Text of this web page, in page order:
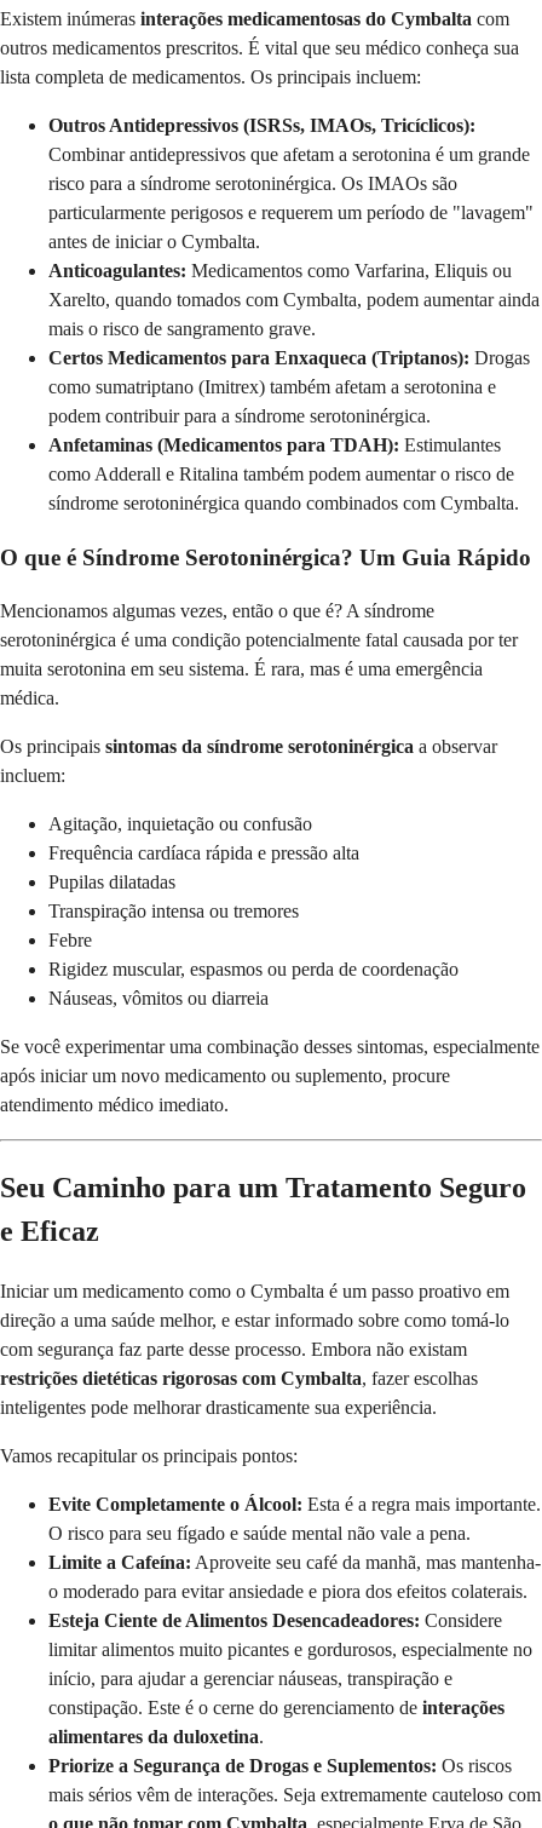
Existem inúmeras interações medicamentosas do Cymbalta com
outros medicamentos prescritos. É vital que seu médico conheça sua
lista completa de medicamentos. Os principais incluem:
Outros Antidepressivos (ISRSs, IMAOs, Tricíclicos):
Combinar antidepressivos que afetam a serotonina é um grande
risco para a síndrome serotoninérgica. Os IMAOs são
particularmente perigosos e requerem um período de "lavagem"
antes de iniciar o Cymbalta.
Anticoagulantes: Medicamentos como Varfarina, Eliquis ou
Xarelto, quando tomados com Cymbalta, podem aumentar ainda
mais o risco de sangramento grave.
Certos Medicamentos para Enxaqueca (Triptanos): Drogas
como sumatriptano (Imitrex) também afetam a serotonina e
podem contribuir para a síndrome serotoninérgica.
Anfetaminas (Medicamentos para TDAH): Estimulantes
como Adderall e Ritalina também podem aumentar o risco de
síndrome serotoninérgica quando combinados com Cymbalta.
O que é Síndrome Serotoninérgica? Um Guia Rápido
Mencionamos algumas vezes, então o que é? A síndrome
serotoninérgica é uma condição potencialmente fatal causada por ter
muita serotonina em seu sistema. É rara, mas é uma emergência
médica.
Os principais sintomas da síndrome serotoninérgica a observar
incluem:
Agitação, inquietação ou confusão
Frequência cardíaca rápida e pressão alta
Pupilas dilatadas
Transpiração intensa ou tremores
Febre
Rigidez muscular, espasmos ou perda de coordenação
Náuseas, vômitos ou diarreia
Se você experimentar uma combinação desses sintomas, especialmente
após iniciar um novo medicamento ou suplemento, procure
atendimento médico imediato.
Seu Caminho para um Tratamento Seguro
e Eficaz
Iniciar um medicamento como o Cymbalta é um passo proativo em
direção a uma saúde melhor, e estar informado sobre como tomá-lo
com segurança faz parte desse processo. Embora não existam
restrições dietéticas rigorosas com Cymbalta, fazer escolhas
inteligentes pode melhorar drasticamente sua experiência.
Vamos recapitular os principais pontos:
Evite Completamente o Álcool: Esta é a regra mais importante.
O risco para seu fígado e saúde mental não vale a pena.
Limite a Cafeína: Aproveite seu café da manhã, mas mantenha-
o moderado para evitar ansiedade e piora dos efeitos colaterais.
Esteja Ciente de Alimentos Desencadeadores: Considere
limitar alimentos muito picantes e gordurosos, especialmente no
início, para ajudar a gerenciar náuseas, transpiração e
constipação. Este é o cerne do gerenciamento de interações
alimentares da duloxetina.
Priorize a Segurança de Drogas e Suplementos: Os riscos
mais sérios vêm de interações. Seja extremamente cauteloso com